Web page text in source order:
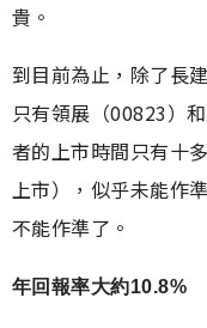
貴。
到目前為止，除了長
只有領展（00823）
者的上市時間只有十
上市），似乎未能作
不能作準了。
年回報率大約10.8%